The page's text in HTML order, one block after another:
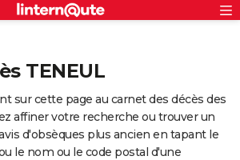
TENEUL
sur cette page au carnet des décès des
affiner votre recherche ou trouver un
d'obsèques plus ancien en tapant le
le nom ou le code postal d'une